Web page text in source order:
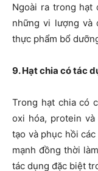
Ngoài ra trong hạt
những vi lượng và
thực phẩm bổ
9. Hạt chia có tác
Trong hạt chia có
oxi hóa, protein
tạo và phục hồi
mạnh đồng thời
tác dụng đặc biệt